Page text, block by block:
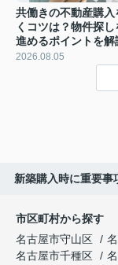
共働きの不動産購入
くコツは？物件探し
進めるポイントを解
2026.08.05
新築購入時に重要
市区町村から探す
名古屋市守山区
名古屋市千種区